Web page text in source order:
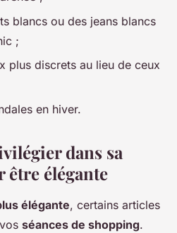
blancs ou des jeans blancs
;
plus discrets au lieu de ceux
en hiver.
dans sa
élégante
élégante, certains articles
séances de shopping.